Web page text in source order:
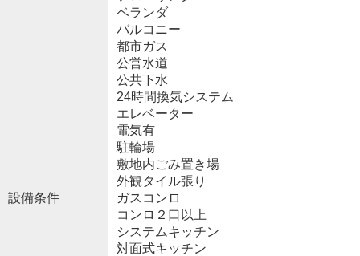
設備条件
ベランダ
バルコニー
都市ガス
公営水道
公共下水
24時間換気システム
エレベーター
電気有
駐輪場
敷地内ごみ置き場
外観タイル張り
ガスコンロ
コンロ２口以上
システムキッチン
対面式キッチン